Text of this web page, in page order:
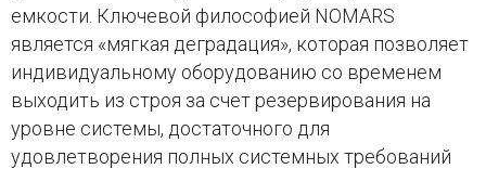
емкости. Ключевой философией NOMARS
является «мягкая деградация», которая позволяет
индивидуальному оборудованию со временем
выходить из строя за счет резервирования на
уровне системы, достаточного для
удовлетворения полных системных требований